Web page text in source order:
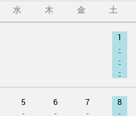
水 木 金 土
1
-
-
-
5
-
6
-
7
-
8
-